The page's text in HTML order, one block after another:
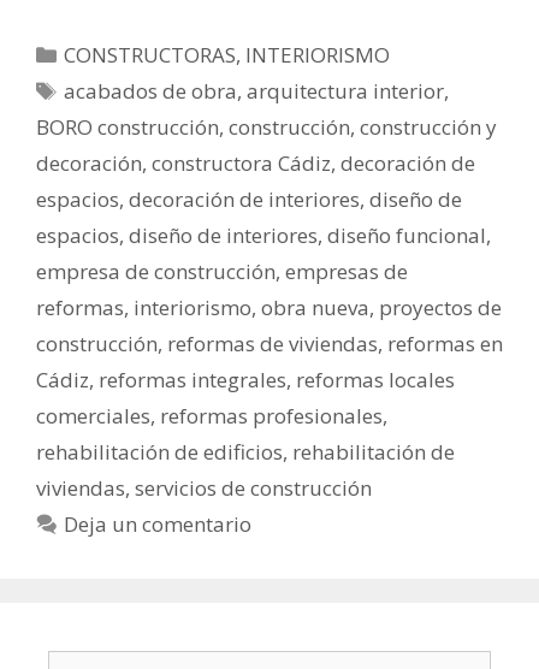
CONSTRUCTORAS, INTERIORISMO
acabados de obra,arquitectura interior,
BORO construcción, construcción, construcción y
decoración, constructora Cádiz, decoración de
espacios, decoración de interiores, diseño de
espacios, diseño de interiores, diseño funcional,
empresa de construcción, empresas de
reformas, interiorismo, obra nueva, proyectos de
construcción, reformas de viviendas, reformas en
Cádiz, reformas integrales, reformas locales
comerciales, reformas profesionales,
rehabilitación de edificios, rehabilitación de
viviendas, servicios de construcción
Deja un comentario